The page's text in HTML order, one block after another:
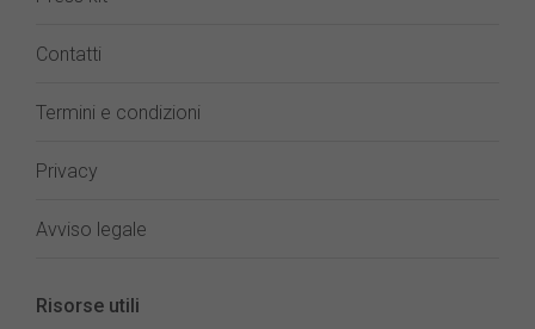
Contatti
Termini e condizioni
Privacy
Avviso legale
Risorse utili